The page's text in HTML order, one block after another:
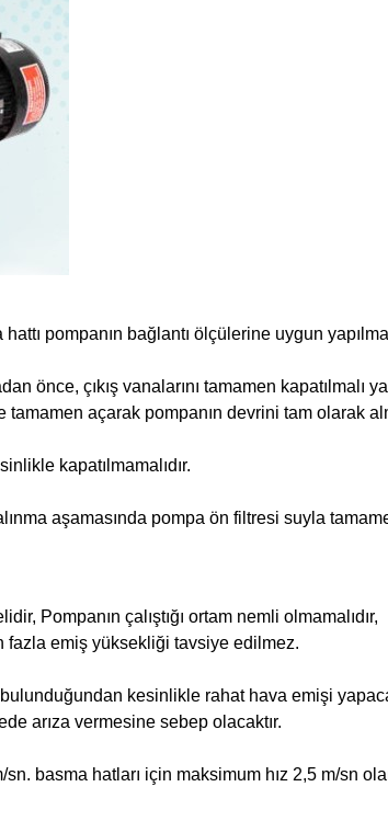
pompanın bağlantı ölçülerine uygun
önce, çıkış vanalarını tamamen kapatılmalı
açarak pompanın devrini tam olarak
kapatılmamalıdır.
aşamasında pompa ön filtresi suyla
Pompanın çalıştığı ortam nemli olmamalıdır,
fazla emiş yüksekliği tavsiye edilmez.
kesinlikle rahat hava emişi
arıza vermesine sebep olacaktır.
basma hatları için maksimum hız 2,5 m/sn